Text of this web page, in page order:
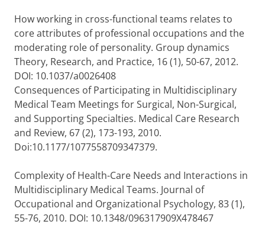
How working in cross-functional teams relates to
core attributes of professional occupations and the
moderating role of personality. Group dynamics
Theory, Research, and Practice, 16 (1), 50-67, 2012.
DOI: 10.1037/a0026408
Consequences of Participating in Multidisciplinary
Medical Team Meetings for Surgical, Non-Surgical,
and Supporting Specialties. Medical Care Research
and Review, 67 (2), 173-193, 2010.
Doi:10.1177/1077558709347379.
Complexity of Health-Care Needs and Interactions in
Multidisciplinary Medical Teams. Journal of
Occupational and Organizational Psychology, 83 (1),
55-76, 2010. DOI: 10.1348/096317909X478467